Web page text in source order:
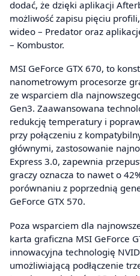
dodać, że dzięki aplikacji
możliwość zapisu pięciu
wideo – Predator oraz
– Kombustor.
MSI GeForce GTX 670, to
nanometrowym procesorze
ze wsparciem dla
Gen3. Zaawansowana
redukcję temperatury i
przy połączeniu z
głównymi, zastosowanie
Express 3.0, zapewnia
graczy oznacza to nawet o
porównaniu z poprzednią
GeForce GTX 570.
Poza wsparciem dla
karta graficzna MSI GeForce
innowacyjna technologię
umożliwiającą podłączenie